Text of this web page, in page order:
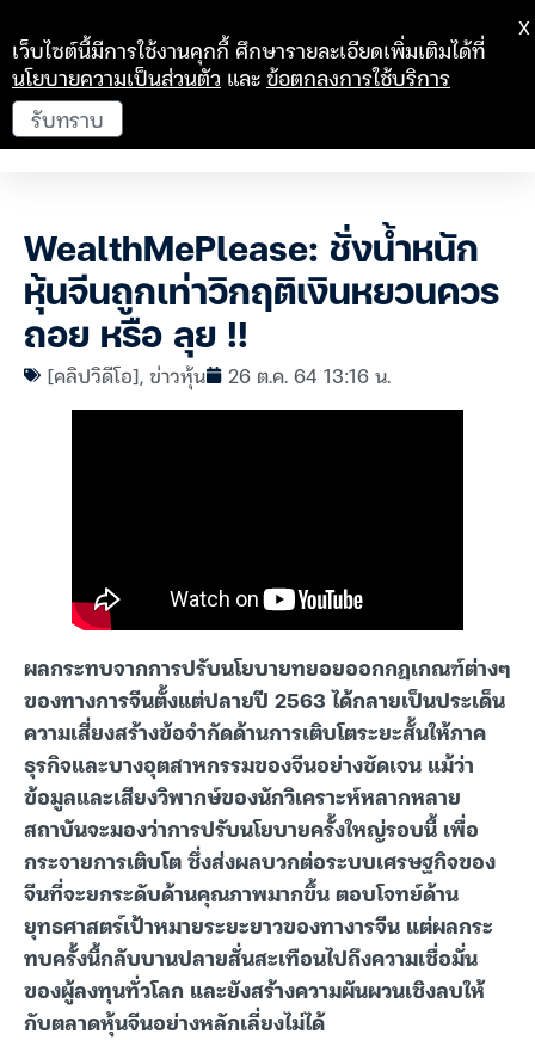
WealthMePlease: ชั่งน้ำหนัก
หุ้นจีนถูกเท่าวิกฤติเงินหยวนควร
ถอย หรือ ลุย !!
[คลิปวิดีโอ],ข่าวหุ้น 26 ต.ค. 64 13:16 น.
ผลกระทบจากการปรับนโยบายทยอยออกกฎเกณฑ์ต่างๆ
ของทางการจีนตั้งแต่ปลายปี 2563 ได้กลายเป็นประเด็น
ความเสี่ยงสร้างข้อจำกัดด้านการเติบโตระยะสั้นให้ภาค
ธุรกิจและบางอุตสาหกรรมของจีนอย่างชัดเจน แม้ว่า
ข้อมูลและเสียงวิพากษ์ของนักวิเคราะห์หลากหลาย
สถาบันจะมองว่าการปรับนโยบายครั้งใหญ่รอบนี้ เพื่อ
กระจายการเติบโต ซึ่งส่งผลบวกต่อระบบเศรษฐกิจของ
จีนที่จะยกระดับด้านคุณภาพมากขึ้น ตอบโจทย์ด้าน
ยุทธศาสตร์เป้าหมายระยะยาวของทางารจีน แต่ผลกระ
ทบครั้งนี้กลับบานปลายสั่นสะเทือนไปถึงความเชื่อมั่น
ของผู้ลงทุนทั่วโลก และยังสร้างความผันผวนเชิงลบให้
กับตลาดหุ้นจีนอย่างหลักเลี่ยงไม่ได้
เว็บไซต์นี้มีการใช้งานคุกกี้ ศึกษารายละเอียดเพิ่มเติมได้ที่
นโยบายความเป็นส่วนตัว และข้อตกลงการใช้บริการ
รับทราบ
X